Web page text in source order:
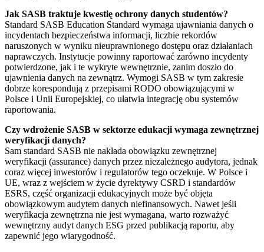
Jak SASB traktuje kwestię ochrony danych studentów?
Standard SASB Education Standard wymaga ujawniania danych o
incydentach bezpieczeństwa informacji, liczbie rekordów
naruszonych w wyniku nieuprawnionego dostępu oraz działaniach
naprawczych. Instytucje powinny raportować zarówno incydenty
potwierdzone, jak i te wykryte wewnętrznie, zanim doszło do
ujawnienia danych na zewnątrz. Wymogi SASB w tym zakresie
dobrze korespondują z przepisami RODO obowiązującymi w
Polsce i Unii Europejskiej, co ułatwia integrację obu systemów
raportowania.
Czy wdrożenie SASB w sektorze edukacji wymaga zewnętrznej
weryfikacji danych?
Sam standard SASB nie nakłada obowiązku zewnętrznej
weryfikacji (assurance) danych przez niezależnego audytora, jednak
coraz więcej inwestorów i regulatorów tego oczekuje. W Polsce i
UE, wraz z wejściem w życie dyrektywy CSRD i standardów
ESRS, część organizacji edukacyjnych może być objęta
obowiązkowym audytem danych niefinansowych. Nawet jeśli
weryfikacja zewnętrzna nie jest wymagana, warto rozważyć
wewnętrzny audyt danych ESG przed publikacją raportu, aby
zapewnić jego wiarygodność.